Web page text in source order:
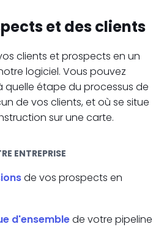
et des clients
clients et prospects en un
logiciel. Vous pouvez
quelle étape du processus de
de vos clients, et où se situe
sur une carte.
ENTREPRISE
de vos prospects en
d'ensemblede votre pipeline